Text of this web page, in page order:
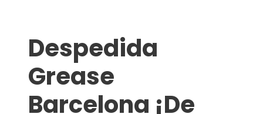
Despedida
Grease
Barcelona ¡De